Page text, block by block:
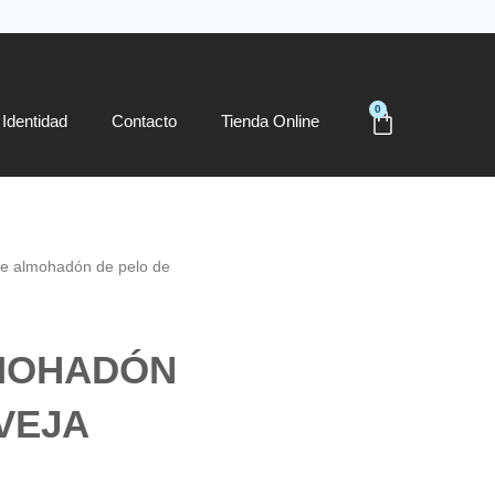
Identidad Contacto Tienda Online
0
Carrito
almohadón de pelo de